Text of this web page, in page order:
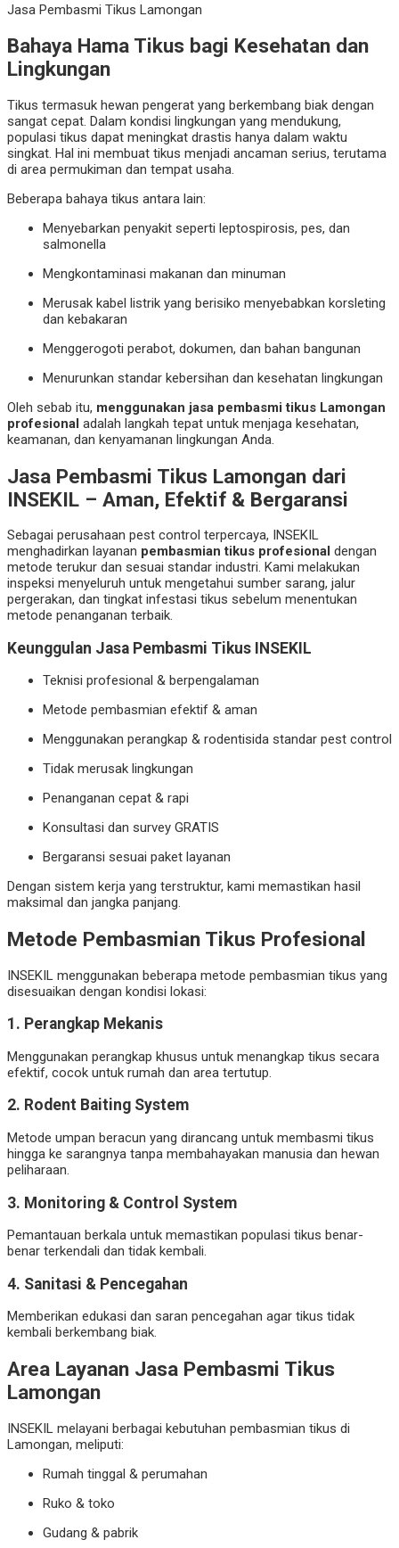
Jasa Pembasmi Tikus Lamongan
Bahaya Hama Tikus bagi Kesehatan dan
Lingkungan
Tikus termasuk hewan pengerat yang berkembang biak dengan
sangat cepat. Dalam kondisi lingkungan yang mendukung,
populasi tikus dapat meningkat drastis hanya dalam waktu
singkat. Hal ini membuat tikus menjadi ancaman serius, terutama
di area permukiman dan tempat usaha.
Beberapa bahaya tikus antara lain:
Menyebarkan penyakit seperti leptospirosis, pes, dan
salmonella
Mengkontaminasi makanan dan minuman
Merusak kabel listrik yang berisiko menyebabkan korsleting
dan kebakaran
Menggerogoti perabot, dokumen, dan bahan bangunan
Menurunkan standar kebersihan dan kesehatan lingkungan
Oleh sebab itu, menggunakan jasa pembasmi tikus Lamongan
profesional adalah langkah tepat untuk menjaga kesehatan,
keamanan, dan kenyamanan lingkungan Anda.
Jasa Pembasmi Tikus Lamongan dari
INSEKIL – Aman, Efektif & Bergaransi
Sebagai perusahaan pest control terpercaya, INSEKIL
menghadirkan layanan pembasmian tikus profesional dengan
metode terukur dan sesuai standar industri. Kami melakukan
inspeksi menyeluruh untuk mengetahui sumber sarang, jalur
pergerakan, dan tingkat infestasi tikus sebelum menentukan
metode penanganan terbaik.
Keunggulan Jasa Pembasmi Tikus INSEKIL
Teknisi profesional & berpengalaman
Metode pembasmian efektif & aman
Menggunakan perangkap & rodentisida standar pest control
Tidak merusak lingkungan
Penanganan cepat & rapi
Konsultasi dan survey GRATIS
Bergaransi sesuai paket layanan
Dengan sistem kerja yang terstruktur, kami memastikan hasil
maksimal dan jangka panjang.
Metode Pembasmian Tikus Profesional
INSEKIL menggunakan beberapa metode pembasmian tikus yang
disesuaikan dengan kondisi lokasi:
1. Perangkap Mekanis
Menggunakan perangkap khusus untuk menangkap tikus secara
efektif, cocok untuk rumah dan area tertutup.
2. Rodent Baiting System
Metode umpan beracun yang dirancang untuk membasmi tikus
hingga ke sarangnya tanpa membahayakan manusia dan hewan
peliharaan.
3. Monitoring & Control System
Pemantauan berkala untuk memastikan populasi tikus benar-
benar terkendali dan tidak kembali.
4. Sanitasi & Pencegahan
Memberikan edukasi dan saran pencegahan agar tikus tidak
kembali berkembang biak.
Area Layanan Jasa Pembasmi Tikus
Lamongan
INSEKIL melayani berbagai kebutuhan pembasmian tikus di
Lamongan, meliputi:
Rumah tinggal & perumahan
Ruko & toko
Gudang & pabrik